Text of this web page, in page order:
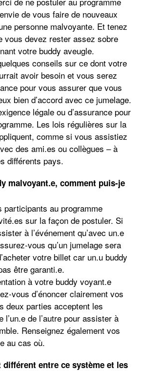
de vous faire de nouveaux
personne malvoyante. Et tenez
vous devez rester assez sobre
votre buddy aveugle.
conseils sur ce dont votre
avoir besoin et vous serez
pour vous assurer que vous
bien d’accord avec ce jumelage.
légale ou d’assurance pour
Les lois régulières sur la
comme si vous assistiez
des ami.es ou collègues – à
différents pays.
malvoyant.e, comment puis-je
participants au programme
sur la façon de postuler. Si
à l’événement qu’avec un.e
vous qu’un jumelage sera
votre billet car un.u buddy
être garanti.e.
à votre buddy voyant.e
vous d’énoncer clairement vos
deux parties acceptent les
l’un.e de l’autre pour assister à
Renseignez également vos
au cas où.
différent entre ce système et les